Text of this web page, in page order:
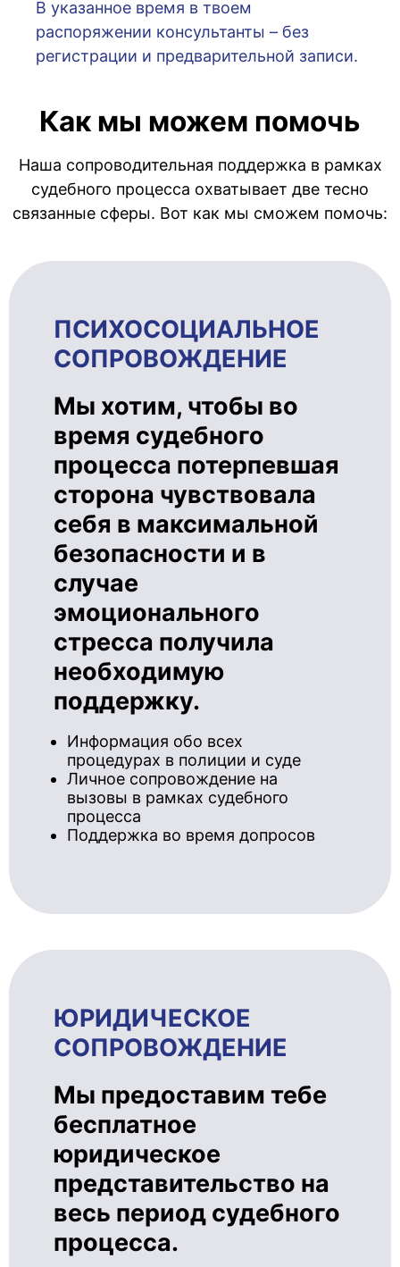
В указанное время в твоем
распоряжении консультанты – без
регистрации и предварительной записи.
Как мы можем помочь
Наша сопроводительная поддержка в рамках
судебного процесса охватывает две тесно
связанные сферы. Вот как мы сможем помочь:
ПСИХОСОЦИ­АЛЬ­НОЕ
СОПРОВОЖ­ДЕ­НИЕ
Мы хотим, чтобы во
время судебного
процесса потерпевшая
сторона чувствовала
себя в максимальной
безопасности и в
случае
эмоционального
стресса получила
необходимую
поддержку.
Информация обо всех
процедурах в полиции и суде
Личное сопровождение на
вызовы в рамках судебного
процесса
Поддержка во время допросов
ЮРИДИЧЕ­СКОЕ
СОПРОВОЖ­ДЕ­НИЕ
Мы предоставим тебе
бесплатное
юридическое
представительство на
весь период судебного
процесса.